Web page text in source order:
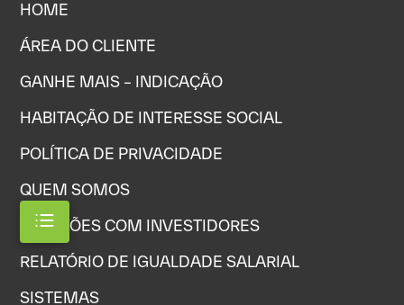
HOME
ÁREA DO CLIENTE
GANHE MAIS – INDICAÇÃO
HABITAÇÃO DE INTERESSE SOCIAL
POLÍTICA DE PRIVACIDADE
QUEM SOMOS
RELAÇÕES COM INVESTIDORES
RELATÓRIO DE IGUALDADE SALARIAL
SISTEMAS